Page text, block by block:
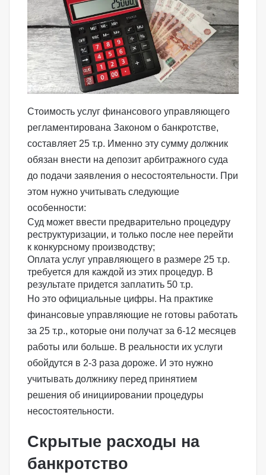
Стоимость услуг финансового управляющего
регламентирована Законом о банкротстве,
составляет 25 т.р. Именно эту сумму должник
обязан внести на депозит арбитражного суда
до подачи заявления о несостоятельности. При
этом нужно учитывать следующие
особенности:
Суд может ввести предварительно процедуру
реструктуризации, и только после нее перейти
к конкурсному производству;
Оплата услуг управляющего в размере 25 т.р.
требуется для каждой из этих процедур. В
результате придется заплатить 50 т.р.
Но это официальные цифры. На практике
финансовые управляющие не готовы работать
за 25 т.р., которые они получат за 6-12 месяцев
работы или больше. В реальности их услуги
обойдутся в 2-3 раза дороже. И это нужно
учитывать должнику перед принятием
решения об инициировании процедуры
несостоятельности.
Скрытые расходы на
банкротство